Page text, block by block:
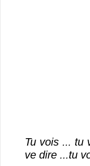
Tu vois ... tu
ve dire ...tu